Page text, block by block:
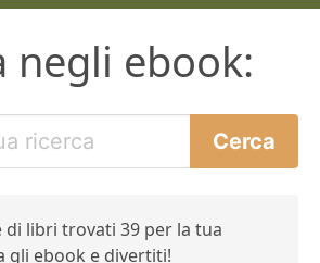
negli ebook:
libri trovati 39 per la tua
gli ebook e divertiti!